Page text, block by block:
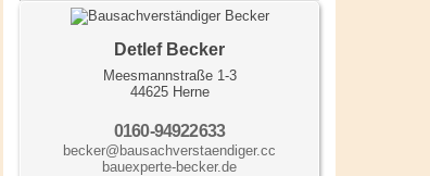
Detlef Becker
Meesmannstraße 1-3
44625 Herne
0160-94922633
becker@bausachverstaendiger.cc
bauexperte-becker.de